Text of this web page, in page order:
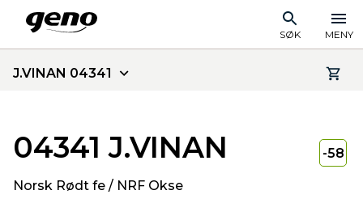
SØK MENY
J.VINAN 04341
04341 J.VINAN
Norsk Rødt fe / NRF Okse
-58